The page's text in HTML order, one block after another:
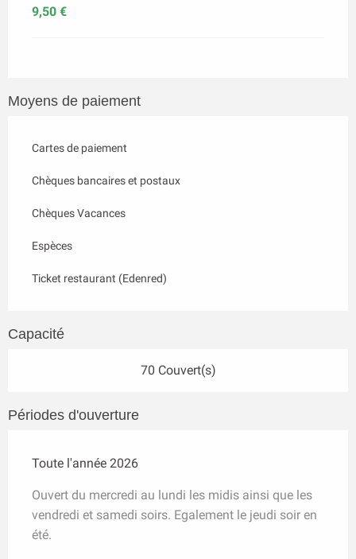
9,50 €
Moyens de paiement
Cartes de paiement
Chèques bancaires et postaux
Chèques Vacances
Espèces
Ticket restaurant (Edenred)
Capacité
70 Couvert(s)
Périodes d'ouverture
Toute l'année 2026
Ouvert du mercredi au lundi les midis ainsi que les
vendredi et samedi soirs. Egalement le jeudi soir en
été.